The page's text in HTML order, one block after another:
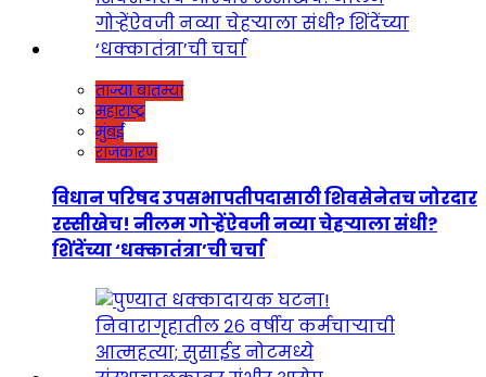
ताज्या बातम्या
महाराष्ट्र
मुंबई
राजकारण
विधान परिषद उपसभापतीपदासाठी शिवसेनेतच जोरदार
रस्सीखेच! नीलम गोऱ्हेंऐवजी नव्या चेहऱ्याला संधी?
शिंदेंच्या ‘धक्कातंत्रा’ची चर्चा